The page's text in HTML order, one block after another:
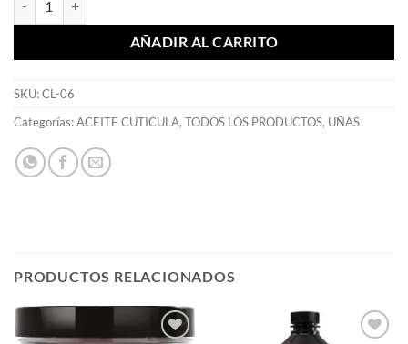
AÑADIR AL CARRITO
SKU:CL-06
Categorías:ACEITE CUTICULA, TODOS LOS PRODUCTOS, UÑAS
PRODUCTOS RELACIONADOS